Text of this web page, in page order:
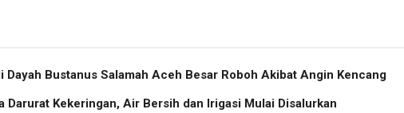
Dayah Bustanus Salamah Aceh Besar Roboh Akibat Angin Kencang
Darurat Kekeringan, Air Bersih dan Irigasi Mulai Disalurkan